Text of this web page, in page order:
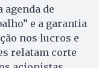
agenda de
e a garantia
nos lucros e
relatam corte